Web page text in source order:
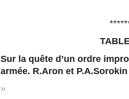
Sur la quête d’un ordre
armée. R.Aron et P.A.Sorokin
»